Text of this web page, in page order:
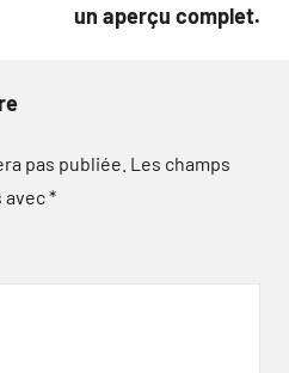
un aperçu complet.
pas publiée. Les champs
avec*